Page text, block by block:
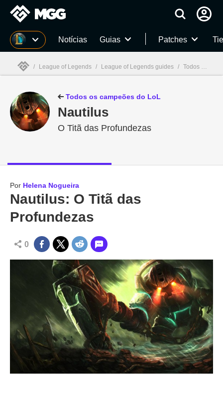
Millenium Notícias Guias Patches
Millenium
/ League of Legends / League of Legends guides / Todos os campeões de LoL: habilidades, skins, história e mais
Todos os campeões do LoL
Nautilus
O Titã das Profundezas
Por Helena Nogueira
Nautilus: O Titã das
Profundezas
0